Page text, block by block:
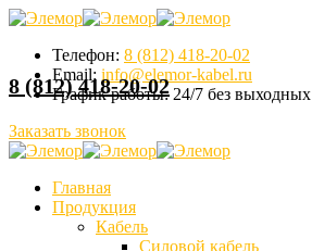
Телефон: 8 (812) 418-20-02
Email: info@elemor-kabel.ru
График работы: 24/7 без выходных
Заказать звонок
8 (812) 418-20-02
Главная
Продукция
Кабель
Силовой кабель